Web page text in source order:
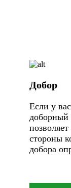
Добор
Если у
доборный
стороны
добора